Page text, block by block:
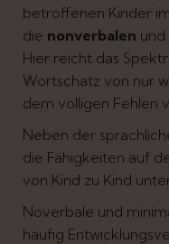
betroffenen Kinder
die nonverbalen und
Hier reicht das
Wortschatz von nur
dem völligen Fehlen
Neben der
die Fähigkeiten auf
von Kind zu Kind
Noverbale und
häufig